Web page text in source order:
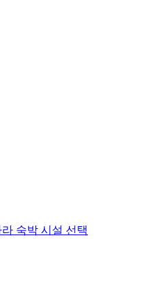
숙박 시설 선택